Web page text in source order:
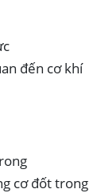
đến cơ khí
cơ đốt trong